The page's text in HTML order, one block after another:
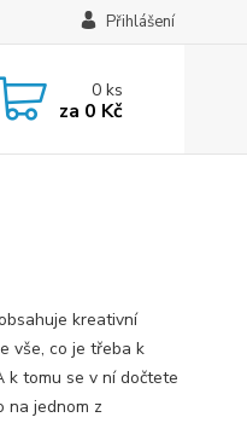
Přihlášení
0ks
za 0 Kč
kreativní
vše, co je třeba k
k tomu se v ní dočtete
na jednom z